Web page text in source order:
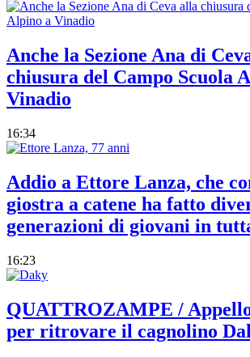
Anche la Sezione Ana di
chiusura del Campo Scuola
Vinadio
16:34
Addio a Ettore Lanza, che
giostra a catene ha fatto
generazioni di giovani in
16:23
QUATTROZAMPE /
per ritrovare il cagnolino